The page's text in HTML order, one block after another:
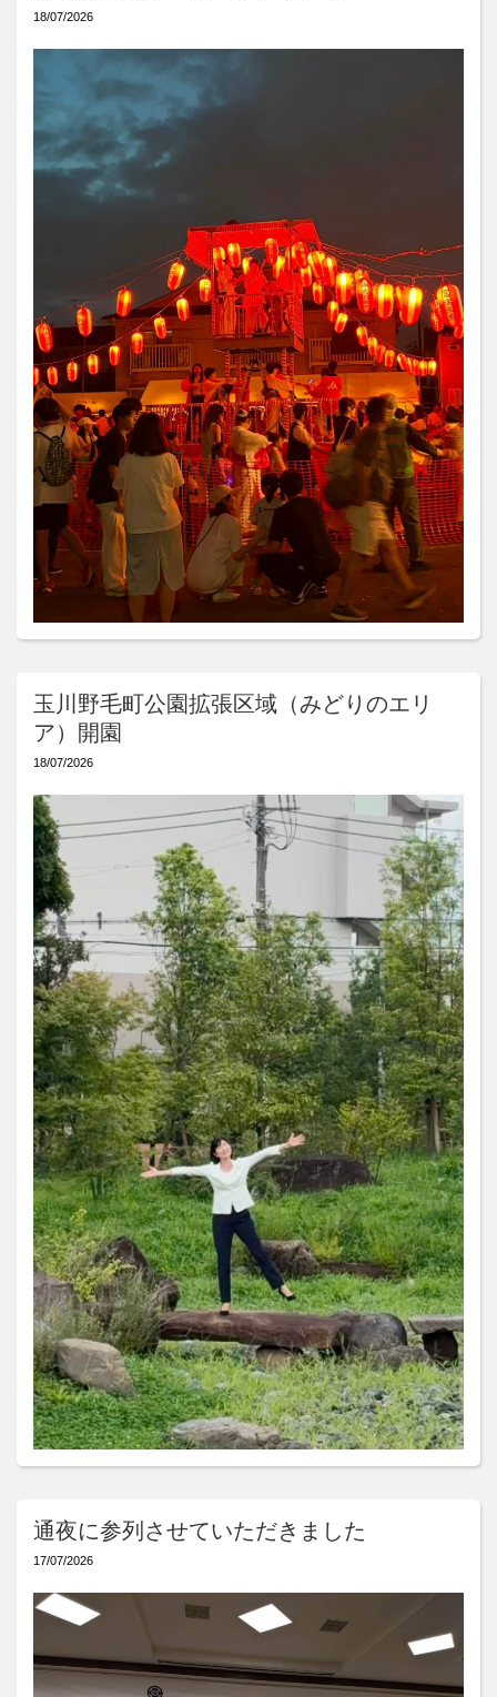
18/07/2026
玉川野毛町公園拡張区域（みどりのエリ
ア）開園
18/07/2026
通夜に参列させていただきました
17/07/2026